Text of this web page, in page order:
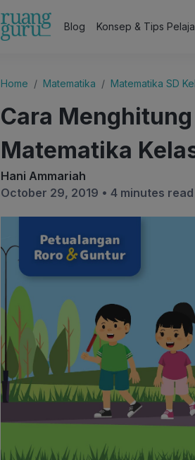
Blog Konsep & Tips
Home Matematika Matematika SD
Cara
Matematika
Hani Ammariah
October 29, 2019 • 4 minutes read